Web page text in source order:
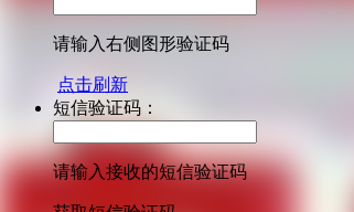
请输入右侧图形验证码
点击刷新
短信验证码：
请输入接收的短信验证码